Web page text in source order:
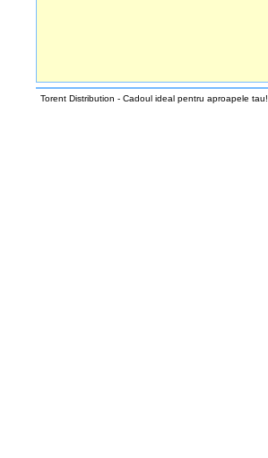
Torent Distribution - Cadoul ideal pentru aproapele tau!